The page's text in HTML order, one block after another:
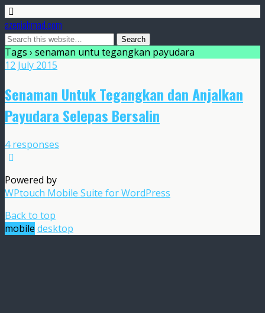
azeniahmad.com
Tags › senaman untu tegangkan payudara
12 July 2015
Senaman Untuk Tegangkan dan Anjalkan
Payudara Selepas Bersalin
4 responses
Powered by
WPtouch Mobile Suite for WordPress
Back to top
mobile desktop